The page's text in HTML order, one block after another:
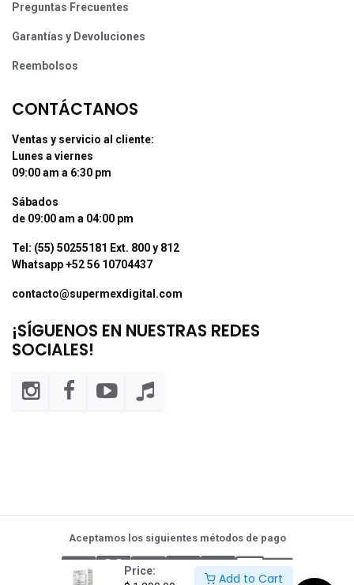
Price:
Add to Cart
Preguntas Frecuentes
Garantías y Devoluciones
Reembolsos
CONTÁCTANOS
Ventas y servicio al cliente:
Lunes a viernes
09:00 am a 6:30 pm
Sábados
de 09:00 am a 04:00 pm
Tel: (55) 50255181 Ext. 800 y 812
Whatsapp +52 56 10704437
contacto@supermexdigital.com
¡SÍGUENOS EN NUESTRAS REDES
SOCIALES!
Aceptamos los siguientes métodos de pago